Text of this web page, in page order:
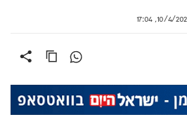
10/4/2025,